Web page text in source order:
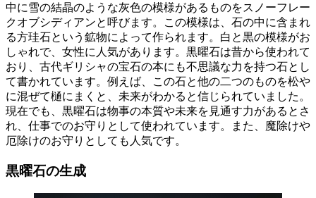
中に雪の結晶のような灰色の模様があるものをスノーフレー
クオブシディアンと呼びます。この模様は、石の中に含まれ
る方珪石という鉱物によって作られます。白と黒の模様がお
しゃれで、女性に人気があります。黒曜石は昔から使われて
おり、古代ギリシャの宝石の本にも不思議な力を持つ石とし
て書かれています。例えば、この石と他の二つのものを松や
に混ぜて樋にまくと、未来がわかると信じられていました。
現在でも、黒曜石は物事の本質や未来を見通す力があるとさ
れ、仕事でのお守りとして使われています。また、魔除けや
厄除けのお守りとしても人気です。
黒曜石の生成